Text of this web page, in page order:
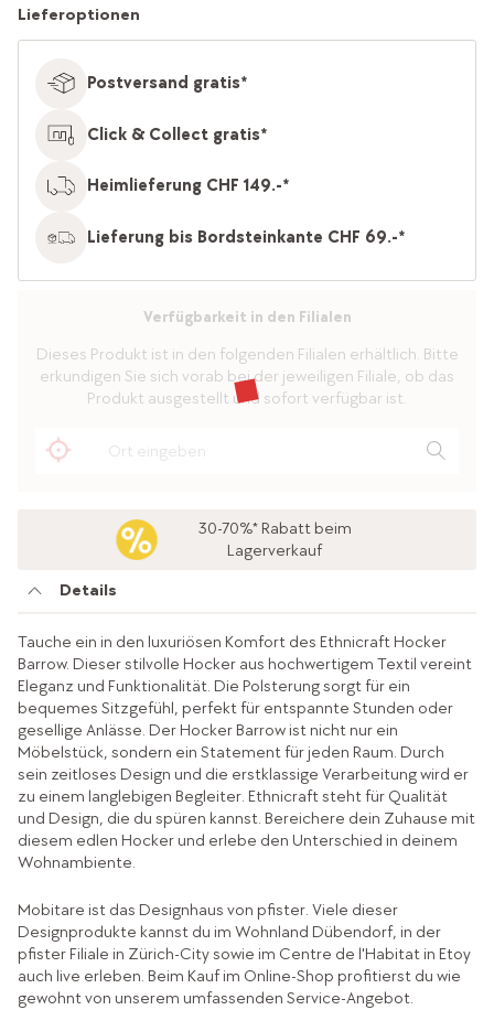
Lieferoptionen
Postversand gratis*
Click & Collect gratis*
Heimlieferung CHF 149.-*
Lieferung bis Bordsteinkante CHF 69.-*
Verfügbarkeit in den Filialen
Dieses Produkt ist in den folgenden Filialen erhältlich. Bitte
erkundigen Sie sich vorab bei der jeweiligen Filiale, ob das
Produkt ausgestellt und sofort verfügbar ist.
30-70%* Rabatt beim
Lagerverkauf
Details
Tauche ein in den luxuriösen Komfort des Ethnicraft Hocker
Barrow. Dieser stilvolle Hocker aus hochwertigem Textil vereint
Eleganz und Funktionalität. Die Polsterung sorgt für ein
bequemes Sitzgefühl, perfekt für entspannte Stunden oder
gesellige Anlässe. Der Hocker Barrow ist nicht nur ein
Möbelstück, sondern ein Statement für jeden Raum. Durch
sein zeitloses Design und die erstklassige Verarbeitung wird er
zu einem langlebigen Begleiter. Ethnicraft steht für Qualität
und Design, die du spüren kannst. Bereichere dein Zuhause mit
diesem edlen Hocker und erlebe den Unterschied in deinem
Wohnambiente.
Mobitare ist das Designhaus von pfister. Viele dieser
Designprodukte kannst du im Wohnland Dübendorf, in der
pfister Filiale in Zürich-City sowie im Centre de l'Habitat in Etoy
auch live erleben. Beim Kauf im Online-Shop profitierst du wie
gewohnt von unserem umfassenden Service-Angebot.